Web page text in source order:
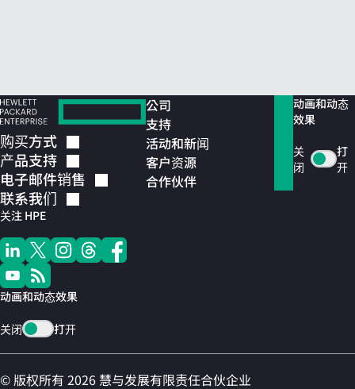
购买方式
产品支持
电子邮件销售
联系我们
关注 HPE
动画和动态效果
关闭 打开
公司
支持
活动和新闻
客户资源
合作伙伴
动画和动态
效果
关
闭
打
开
© 版权所有 2026 慧与发展有限责任合伙企业